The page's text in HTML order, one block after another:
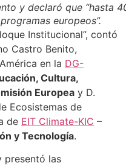
y declaró que “hasta
europeos”.
Institucional”, contó
Castro Benito,
en la DG-
Cultura,
Europea y D.
Ecosistemas de
de EIT Climate-KIC –
y Tecnología.
presentó las